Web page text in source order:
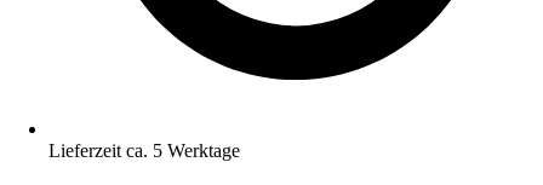
Lieferzeit ca. 5 Werktage